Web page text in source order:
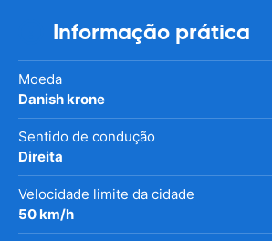
Informação prática
Moeda
Danish krone
Sentido de condução
Direita
Velocidade limite da cidade
50 km/h